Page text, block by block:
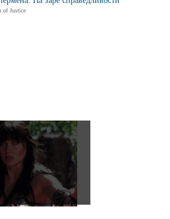
of Justice